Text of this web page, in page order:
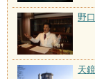
野
天